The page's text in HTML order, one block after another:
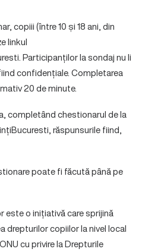
copiii (între 10 și 18 ani, din
linkul
Participanților la sondaj nu li
confidențiale. Completarea
20 de minute.
completând chestionarul de la
răspunsurile fiind,
poate fi făcută până pe
este o inițiativă care sprijină
drepturilor copiilor la nivel local
cu privire la Drepturile